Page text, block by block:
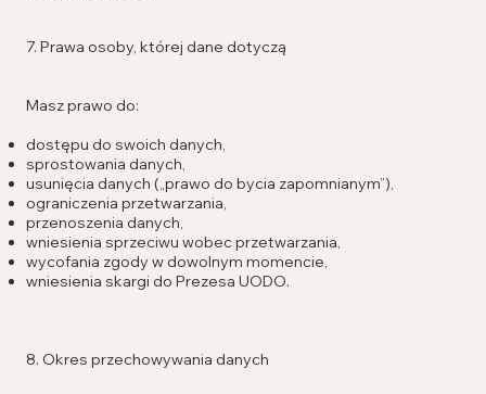
7. Prawa osoby, której dane dotyczą
Masz prawo do:
dostępu do swoich danych,
sprostowania danych,
usunięcia danych („prawo do bycia zapomnianym”),
ograniczenia przetwarzania,
przenoszenia danych,
wniesienia sprzeciwu wobec przetwarzania,
wycofania zgody w dowolnym momencie,
wniesienia skargi do Prezesa UODO.
8. Okres przechowywania danych